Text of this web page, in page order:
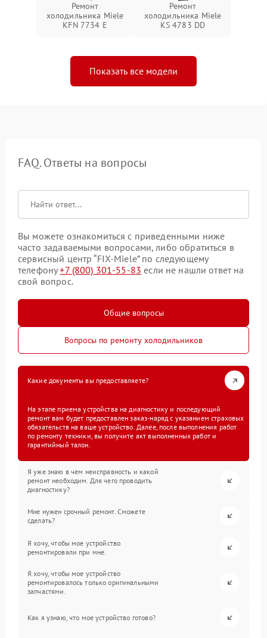
Ремонт
холодильника Miele
KFN 7734 E
Ремонт
холодильника Miele
KS 4783 DD
Показать все модели
FAQ. Ответы на вопросы
Вы можете ознакомиться с приведенными ниже
часто задаваемыми вопросами, либо обратиться в
сервисный центр “FIX-Miele” по следующему
телефону+7 (800) 301-55-83 если не нашли ответ на
свой вопрос.
Общие вопросы
Вопросы по ремонту холодильников
Какие документы вы предоставляете?
На этапе приема устройства на диагностику и последующий
ремонт вам будет предоставлен заказ-наряд с указанием страховых
обязательств на ваше устройство. Далее, после выполнения работ
по ремонту техники, вы получите акт выполненных работ и
гарантийный талон.
Я уже знаю в чем неисправность и какой
ремонт необходим. Для чего проводить
диагностику?
Мне нужен срочный ремонт. Сможете
сделать?
Я хочу, чтобы мое устройство
ремонтировали при мне.
Я хочу, чтобы мое устройство
ремонтировалось только оригинальными
запчастями.
Как я узнаю, что мое устройство готово?